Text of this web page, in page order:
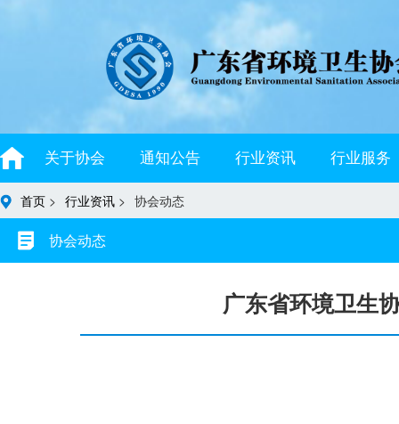
关于协会 通知公告 行业资讯 行业服务
首页 > 行业资讯 > 协会动态
协会动态
广东省环境卫生